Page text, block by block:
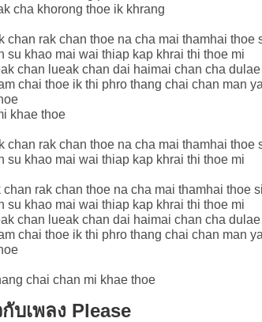
cha khorong thoe ik khrang
chan rak chan thoe na cha mai thamhai thoe
su khao mai wai thiap kap khrai thi thoe mi
chan lueak chan dai haimai chan cha
chai thoe ik thi phro thang chai chan man
khae thoe
chan rak chan thoe na cha mai thamhai thoe
su khao mai wai thiap kap khrai thi thoe mi
chan rak chan thoe na cha mai thamhai thoe
su khao mai wai thiap kap khrai thi thoe mi
chan lueak chan dai haimai chan cha
chai thoe ik thi phro thang chai chan man
chai chan mi khae thoe
กับเพลง Please